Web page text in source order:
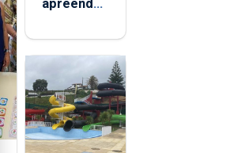
apreendeu
toneladas
de
alimentos
entre
2021 e
2025 nos